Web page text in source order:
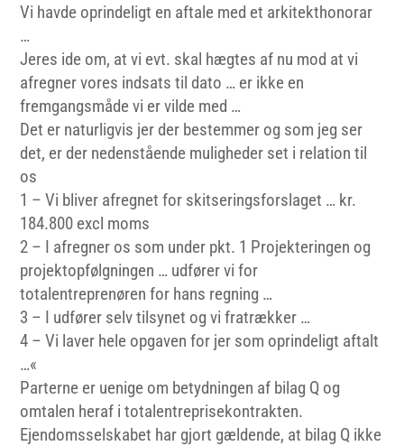
Vi havde oprindeligt en aftale med et arkitekthonorar
…
Jeres ide om, at vi evt. skal hægtes af nu mod at vi
afregner vores indsats til dato … er ikke en
fremgangsmåde vi er vilde med …
Det er naturligvis jer der bestemmer og som jeg ser
det, er der nedenstående muligheder set i relation til
os
1 – Vi bliver afregnet for skitseringsforslaget … kr.
184.800 excl moms
2 – I afregner os som under pkt. 1 Projekteringen og
projektopfølgningen … udfører vi for
totalentreprenøren for hans regning …
3 – I udfører selv tilsynet og vi fratrækker …
4 – Vi laver hele opgaven for jer som oprindeligt aftalt
…«
Parterne er uenige om betydningen af bilag Q og
omtalen heraf i totalentreprisekontrakten.
Ejendomsselskabet har gjort gældende, at bilag Q ikke